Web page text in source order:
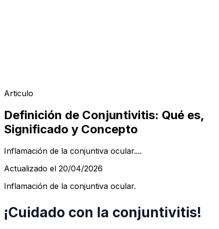
Articulo
Definición de Conjuntivitis: Qué es,
Significado y Concepto
Inflamación de la conjuntiva ocular....
Actualizado el 20/04/2026
Inflamación de la conjuntiva ocular.
¡Cuidado con la conjuntivitis!